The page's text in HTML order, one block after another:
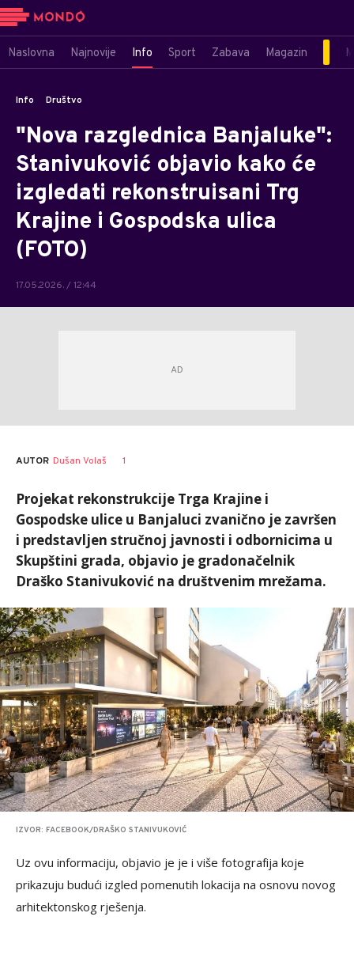
Naslovna Najnovije Info Sport Zabava Magazin
Info Društvo
"Nova razglednica Banjaluke":
Stanivuković objavio kako će
izgledati rekonstruisani Trg
Krajine i Gospodska ulica
(FOTO)
17.05.2026. / 12:44
AUTOR Dušan Volaš 1
Projekat rekonstrukcije Trga Krajine i
Gospodske ulice u Banjaluci zvanično je završen
i predstavljen stručnoj javnosti i odbornicima u
Skupštini grada, objavio je gradonačelnik
Draško Stanivuković na društvenim mrežama.
IZVOR: FACEBOOK/DRAŠKO STANIVUKOVIĆ
Uz ovu informaciju, objavio je je i više fotografija koje
prikazuju budući izgled pomenutih lokacija na osnovu novog
arhitektonskog rješenja.